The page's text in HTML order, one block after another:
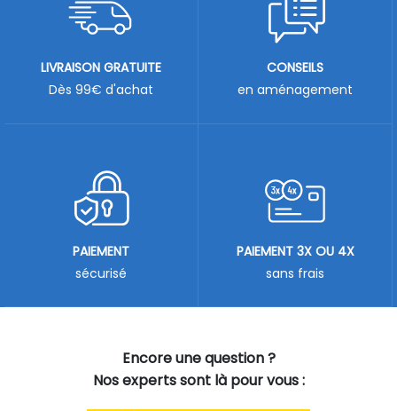
Encore une question ?
Nos experts sont là pour vous :
LIVRAISON GRATUITE
Dès 99€ d'achat
CONSEILS
en aménagement
PAIEMENT
sécurisé
PAIEMENT 3X OU 4X
sans frais